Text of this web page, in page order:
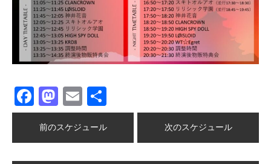
Facebook
Mastodon
Email
有
前のスケジュール 次のスケジュール